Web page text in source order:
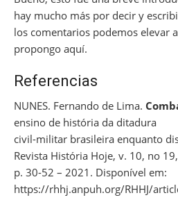
hay mucho más por decir y
los comentarios podemos elevar
propongo aquí.
Referencias
NUNES. Fernando de Lima.
ensino de história da ditadura
civil-militar brasileira enquanto
Revista História Hoje, v. 10, no 19,
p. 30-52 – 2021. Disponível em:
https://rhhj.anpuh.org/RHHJ/